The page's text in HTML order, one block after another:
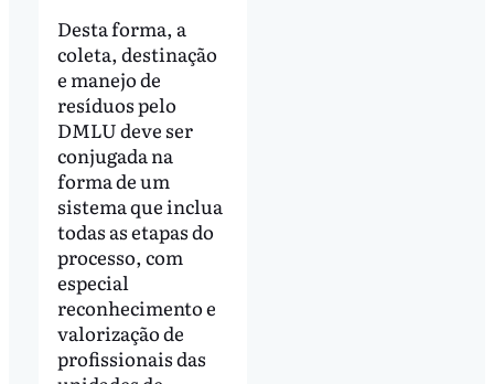
Desta forma, a
coleta, destinação
e manejo de
resíduos pelo
DMLU deve ser
conjugada na
forma de um
sistema que inclua
todas as etapas do
processo, com
especial
reconhecimento e
valorização de
profissionais das